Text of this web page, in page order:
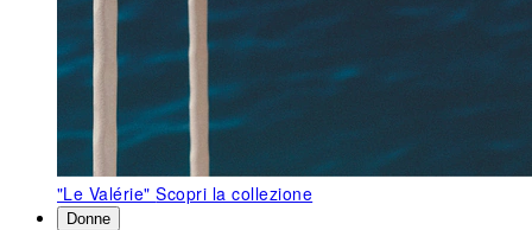
"Le Valérie"Scopri la collezione
Donne